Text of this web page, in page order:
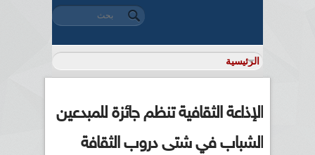
استمارة البحث
‏بحث ‏
الإذاعة الثقافية تنظم جائزة للمبدعين
الشباب في شتى دروب الثقافة